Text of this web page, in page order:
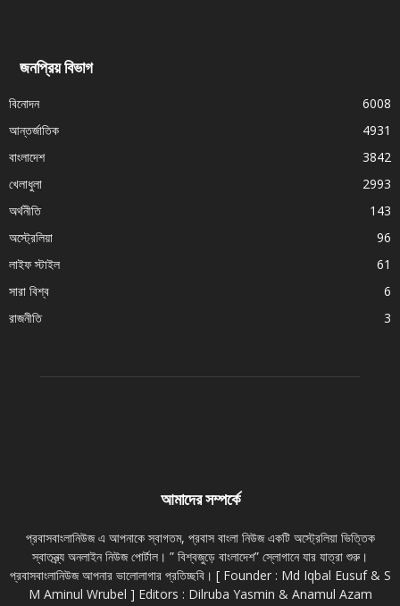
জনপ্রিয় বিভাগ
বিনোদন
6008
আন্তর্জাতিক
4931
বাংলাদেশ
3842
খেলাধুলা
2993
অর্থনীতি
143
অস্ট্রেলিয়া
96
লাইফ স্টাইল
61
সারা বিশ্ব
6
রাজনীতি
3
আমাদের সম্পর্কে
প্রবাসবাংলানিউজ এ আপনাকে স্বাগতম, প্রবাস বাংলা নিউজ একটি অস্ট্রেলিয়া ভিত্তিক
স্বাতন্ত্র্য অনলাইন নিউজ পোর্টাল। ” বিশ্বজুড়ে বাংলাদেশ” স্লোগানে যার যাত্রা শুরু।
প্রবাসবাংলানিউজ আপনার ভালোলাগার প্রতিচ্ছবি। [ Founder : Md Iqbal Eusuf & S
M Aminul Wrubel ] Editors : Dilruba Yasmin & Anamul Azam